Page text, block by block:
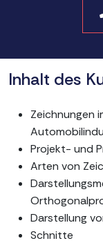
Inhalt des
Zeichnungen
Projekt- und
Arten von
Darstellung
Schnitte